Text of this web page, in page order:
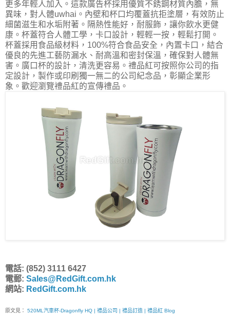
更多年輕人加入。這款廣告杯採用優質不銹鋼材質內膽，無
異味，對人體uwhai。內壁和杯口均覆蓋抗拒塗層，有效防止
細菌滋生和水垢附著。隔熱性能好，耐服飾，讓你飲水更健
康。杯蓋符合人體工學，卡口設計，輕輕一按，輕鬆打開。
杯蓋採用食品級材料，100%符合食品安全，內置卡口，結合
優良的先進工藝防漏水、耐高溫和密封保溫，確保對人體無
害。廣口杯的設計，清洗更容易。禮品紅可按照你公司的指
定設計，製作或印刷獨一無二的公司紀念品，彰顯企業形
象。歡迎瀏覽禮品紅的宣傳禮品。
電話: (852) 3111 6427
電郵: Sales@RedGift.com.hk
網站: RedGift.com.hk
原文見： 520ML汽車杯-Dragonfly HQ | 禮品公司 | 禮品訂造 | 禮品紅 Blog